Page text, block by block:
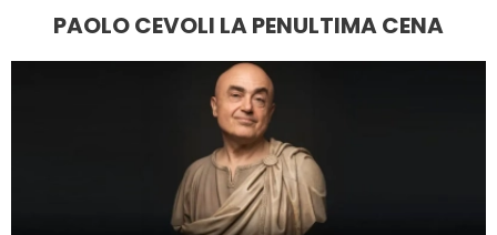
PAOLO CEVOLI LA PENULTIMA CENA